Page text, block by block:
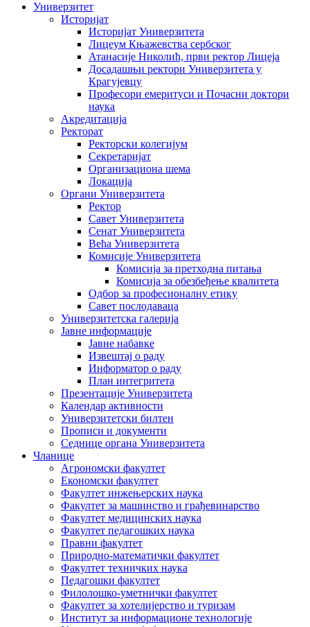
Универзитет
Историјат
Историјат Универзитета
Лицеум Књажевства сербског
Атанасије Николић, први ректор Лицеја
Досадашњи ректори Универзитета у
Крагујевцу
Професори емеритуси и Почасни доктори
наука
Акредитација
Ректорат
Ректорски колегијум
Секретаријат
Организациона шема
Локација
Органи Универзитета
Ректор
Савет Универзитета
Сенат Универзитета
Већа Универзитета
Комисије Универзитета
Комисија за претходна питања
Комисија за обезбеђење квалитета
Одбор за професионалну етику
Савет послодаваца
Универзитетска галерија
Јавне информације
Јавне набавке
Извештај о раду
Информатор о раду
План интегритета
Презентације Универзитета
Календар активности
Универзитетски билтен
Прописи и документи
Седнице органа Универзитета
Чланице
Агрономски факултет
Економски факултет
Факултет инжењерских наука
Факултет за машинство и грађевинарство
Факултет медицинских наука
Факултет педагошких наука
Правни факултет
Природно-математички факултет
Факултет техничких наука
Педагошки факултет
Филолошко-уметнички факултет
Факултет за хотелијерство и туризам
Институт за информационе технологије